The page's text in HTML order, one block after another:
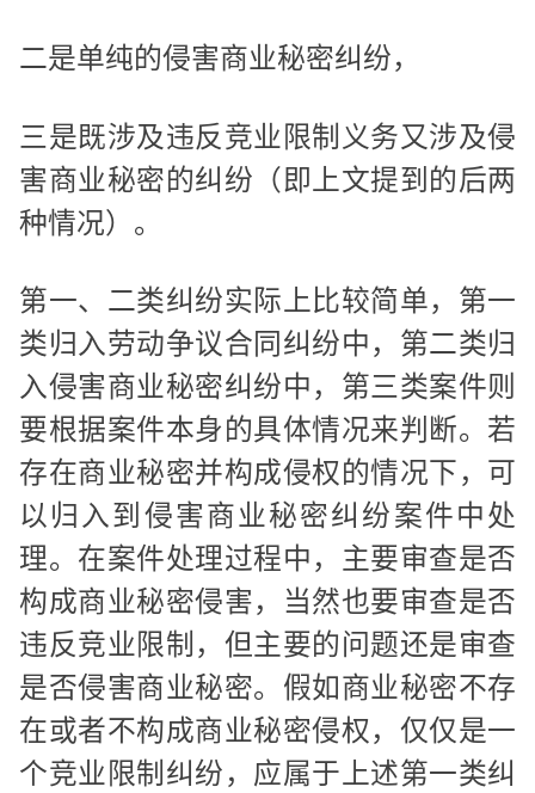
二是单纯的侵害商业秘密纠纷，
三是既涉及违反竞业限制义务又涉及侵
害商业秘密的纠纷（即上文提到的后两
种情况）。
第一、二类纠纷实际上比较简单，第一
类归入劳动争议合同纠纷中，第二类归
入侵害商业秘密纠纷中，第三类案件则
要根据案件本身的具体情况来判断。若
存在商业秘密并构成侵权的情况下，可
以归入到侵害商业秘密纠纷案件中处
理。在案件处理过程中，主要审查是否
构成商业秘密侵害，当然也要审查是否
违反竞业限制，但主要的问题还是审查
是否侵害商业秘密。假如商业秘密不存
在或者不构成商业秘密侵权，仅仅是一
个竞业限制纠纷，应属于上述第一类纠